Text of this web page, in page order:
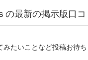
最新の掲示版口コ
たいことなど投稿お待ち